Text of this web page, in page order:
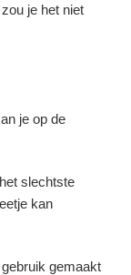
je het niet
je op de
slechtste
kan
gemaakt